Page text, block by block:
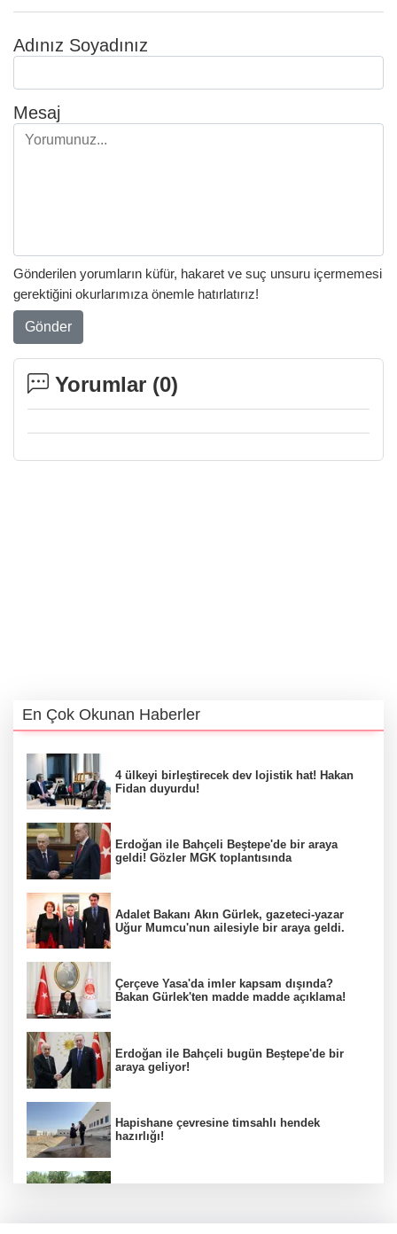
Adınız Soyadınız
Mesaj
Gönderilen yorumların küfür, hakaret ve suç unsuru içermemesi
gerektiğini okurlarımıza önemle hatırlatırız!
Gönder
Yorumlar (0)
En Çok Okunan Haberler
4 ülkeyi birleştirecek dev lojistik hat! Hakan
Fidan duyurdu!
Erdoğan ile Bahçeli Beştepe'de bir araya
geldi! Gözler MGK toplantısında
Adalet Bakanı Akın Gürlek, gazeteci-yazar
Uğur Mumcu'nun ailesiyle bir araya geldi.
Çerçeve Yasa'da imler kapsam dışında?
Bakan Gürlek'ten madde madde açıklama!
Erdoğan ile Bahçeli bugün Beştepe'de bir
araya geliyor!
Hapishane çevresine timsahlı hendek
hazırlığı!